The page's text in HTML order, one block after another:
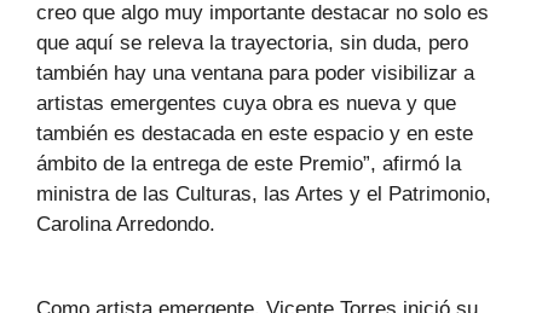
creo que algo muy importante destacar no solo es
que aquí se releva la trayectoria, sin duda, pero
también hay una ventana para poder visibilizar a
artistas emergentes cuya obra es nueva y que
también es destacada en este espacio y en este
ámbito de la entrega de este Premio”, afirmó la
ministra de las Culturas, las Artes y el Patrimonio,
Carolina Arredondo.